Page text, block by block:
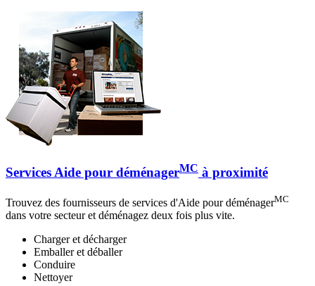
Services Aide pour déménagerMC à proximité
Trouvez des fournisseurs de services d'Aide pour déménagerMC
dans votre secteur et déménagez deux fois plus vite.
Charger et décharger
Emballer et déballer
Conduire
Nettoyer